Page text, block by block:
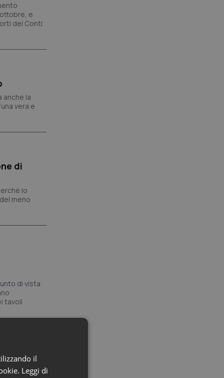
e
dei Conti
anche la
vera e
di
lo
meno
di vista
tavoli
il
Leggi di